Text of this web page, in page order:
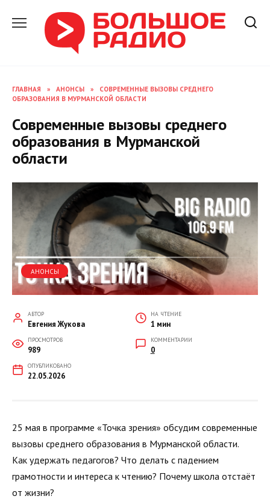
содержанию
ГЛАВНАЯ » АНОНСЫ »
СОВРЕМЕННЫЕ ВЫЗОВЫ СРЕДНЕГО
ОБРАЗОВАНИЯ В МУРМАНСКОЙ ОБЛАСТИ
Современные вызовы среднего
образования в Мурманской
области
АНОНСЫ
АВТОР
Евгения Жукова
НА ЧТЕНИЕ
1 мин
ПРОСМОТРОВ
989
КОММЕНТАРИИ
0
ОПУБЛИКОВАНО
22.05.2026
25 мая в программе «Точка зрения» обсудим современные
вызовы среднего образования в Мурманской области.
Как удержать педагогов? Что делать с падением
грамотности и интереса к чтению? Почему школа отстаёт
от жизни?